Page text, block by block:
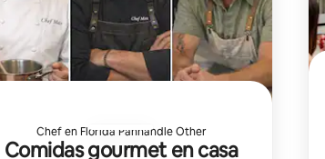
Chef en Florida Panhandle Other
Comidas gourmet en casa